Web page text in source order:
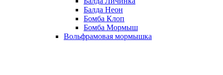
Балда Неон
Бомба Клоп
Бомба Мормыш
Вольфрамовая мормышка